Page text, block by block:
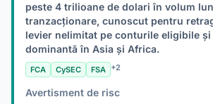
peste 4 trilioane de dolari în volum
tranzacționare, cunoscut pentru
levier nelimitat pe conturile eligibile și
dominantă în Asia și Africa.
FCA CySEC FSA +2
Avertisment de risc